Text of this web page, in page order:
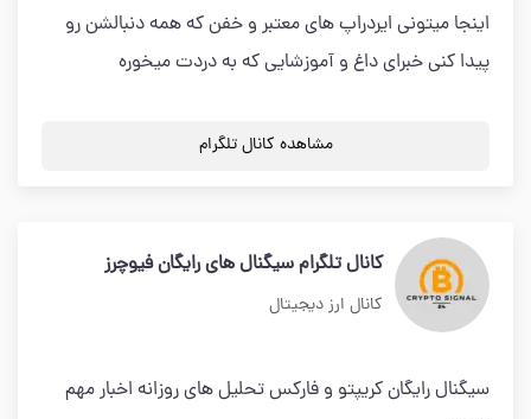
اینجا میتونی ایردراپ های معتبر و خفن که همه دنبالشن رو
پیدا کنی خبرای داغ و آموزشایی که به دردت میخوره
مشاهده کانال تلگرام
کانال تلگرام سیگنال های رایگان فیوچرز
کانال ارز دیجیتال
سیگنال رایگان کریپتو و فارکس تحلیل های روزانه اخبار مهم